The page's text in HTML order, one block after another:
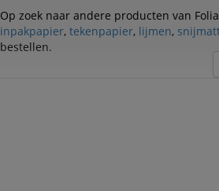
Op zoek naar andere producten van
inpakpapier, tekenpapier, lijmen,
bestellen.